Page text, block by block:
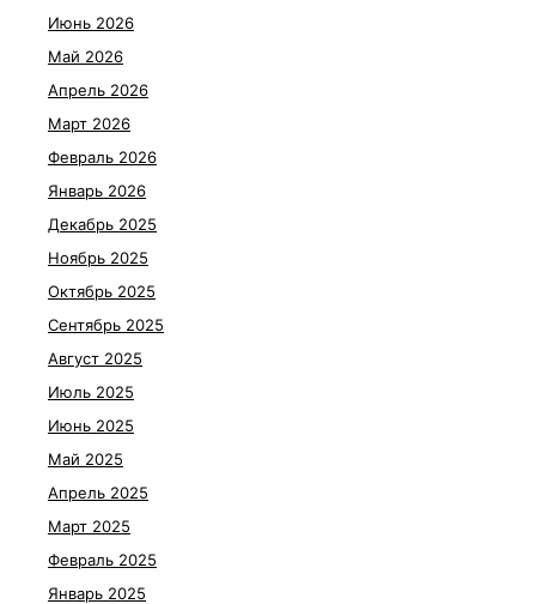
Июнь 2026
Май 2026
Апрель 2026
Март 2026
Февраль 2026
Январь 2026
Декабрь 2025
Ноябрь 2025
Октябрь 2025
Сентябрь 2025
Август 2025
Июль 2025
Июнь 2025
Май 2025
Апрель 2025
Март 2025
Февраль 2025
Январь 2025